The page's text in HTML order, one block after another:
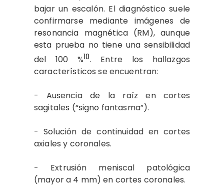
bajar un escalón. El diagnóstico suele
confirmarse mediante imágenes de
resonancia magnética (RM), aunque
esta prueba no tiene una sensibilidad
del 100 %10. Entre los hallazgos
característicos se encuentran:
- Ausencia de la raíz en cortes
sagitales (“signo fantasma”).
- Solución de continuidad en cortes
axiales y coronales.
- Extrusión meniscal patológica
(mayor a 4 mm) en cortes coronales.